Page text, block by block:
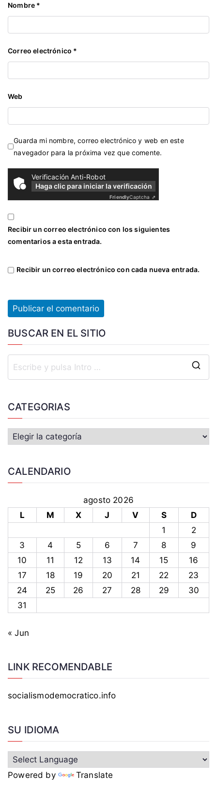
Nombre *
Correo electrónico *
Web
Guarda mi nombre, correo electrónico y web en este
navegador para la próxima vez que comente.
Verificación Anti-Robot
Haga clic para iniciar la verificación
FriendlyCaptcha ⇗
Recibir un correo electrónico con los siguientes
comentarios a esta entrada.
Recibir un correo electrónico con cada nueva entrada.
BUSCAR EN EL SITIO
CATEGORIAS
CALENDARIO
agosto 2026
L
M X J V S
D
1
2
3
4 5 6 7 8
9
10
11 12 13 14 15
16
17
18 19 20 21 22
23
24
25 26 27 28 29
30
31
« Jun
LINK RECOMENDABLE
socialismodemocratico.info
SU IDIOMA
Powered by Translate